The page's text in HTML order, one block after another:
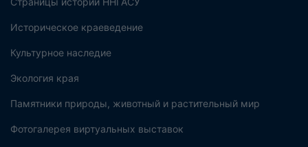
Историческое краеведение
Культурное наследие
Экология края
Памятники природы, животный и растительный мир
Фотогалерея виртуальных выставок